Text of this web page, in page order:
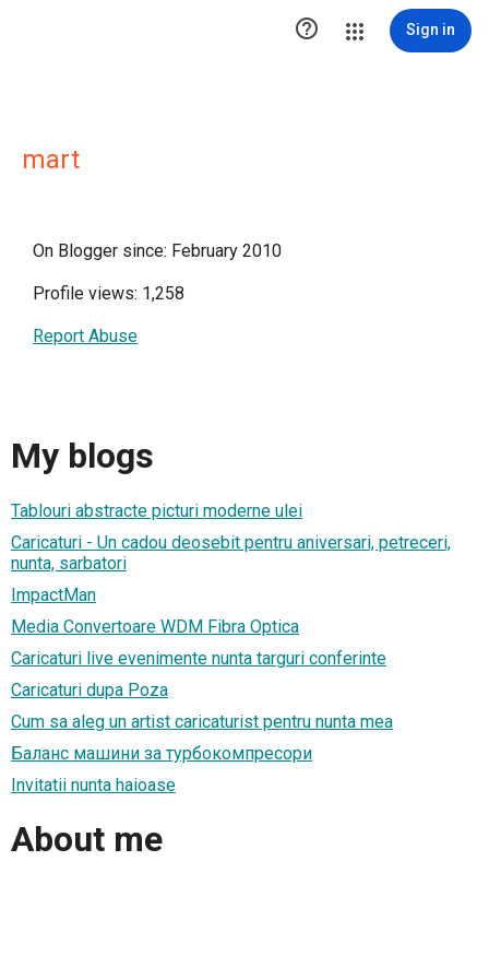
 Sign in
mart
On Blogger since: February 2010
Profile views: 1,258
Report Abuse
My blogs
Tablouri abstracte picturi moderne ulei
Caricaturi - Un cadou deosebit pentru aniversari, petreceri,
nunta, sarbatori
ImpactMan
Media Convertoare WDM Fibra Optica
Caricaturi live evenimente nunta targuri conferinte
Caricaturi dupa Poza
Cum sa aleg un artist caricaturist pentru nunta mea
Баланс машини за турбокомпресори
Invitatii nunta haioase
About me